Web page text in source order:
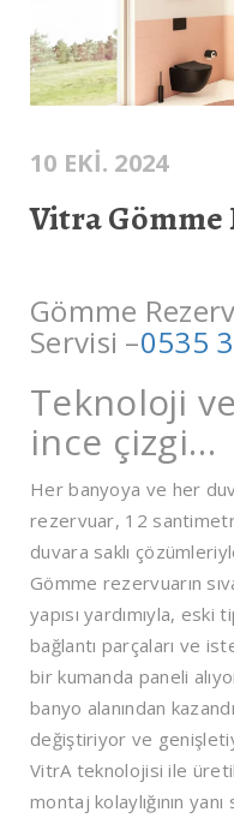
10 EKI. 2024
Vitra
Gömme
Servisi –0535
Teknoloji
ince çizgi…
Her banyoya ve her
rezervuar, 12
duvara saklı
Gömme rezervuarın
yapısı yardımıyla,
bağlantı parçaları ve
bir kumanda paneli
banyo alanından
değiştiriyor ve
VitrA teknolojisi ile
montaj kolaylığının